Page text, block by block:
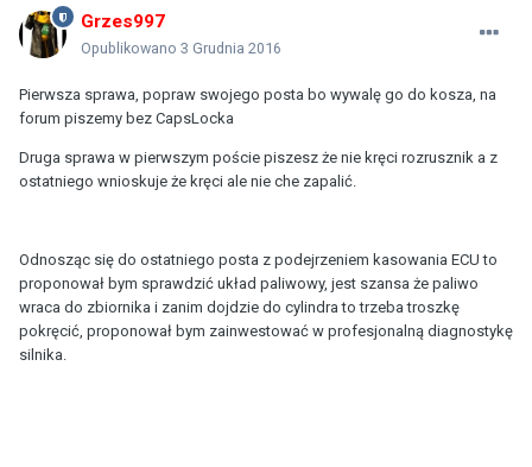
Grzes997
Opublikowano 3 Grudnia 2016
Pierwsza sprawa, popraw swojego posta bo wywalę go do kosza, na
forum piszemy bez CapsLocka
Druga sprawa w pierwszym poście piszesz że nie kręci rozrusznik a z
ostatniego wnioskuje że kręci ale nie che zapalić.
Odnosząc się do ostatniego posta z podejrzeniem kasowania ECU to
proponował bym sprawdzić układ paliwowy, jest szansa że paliwo
wraca do zbiornika i zanim dojdzie do cylindra to trzeba troszkę
pokręcić, proponował bym zainwestować w profesjonalną diagnostykę
silnika.